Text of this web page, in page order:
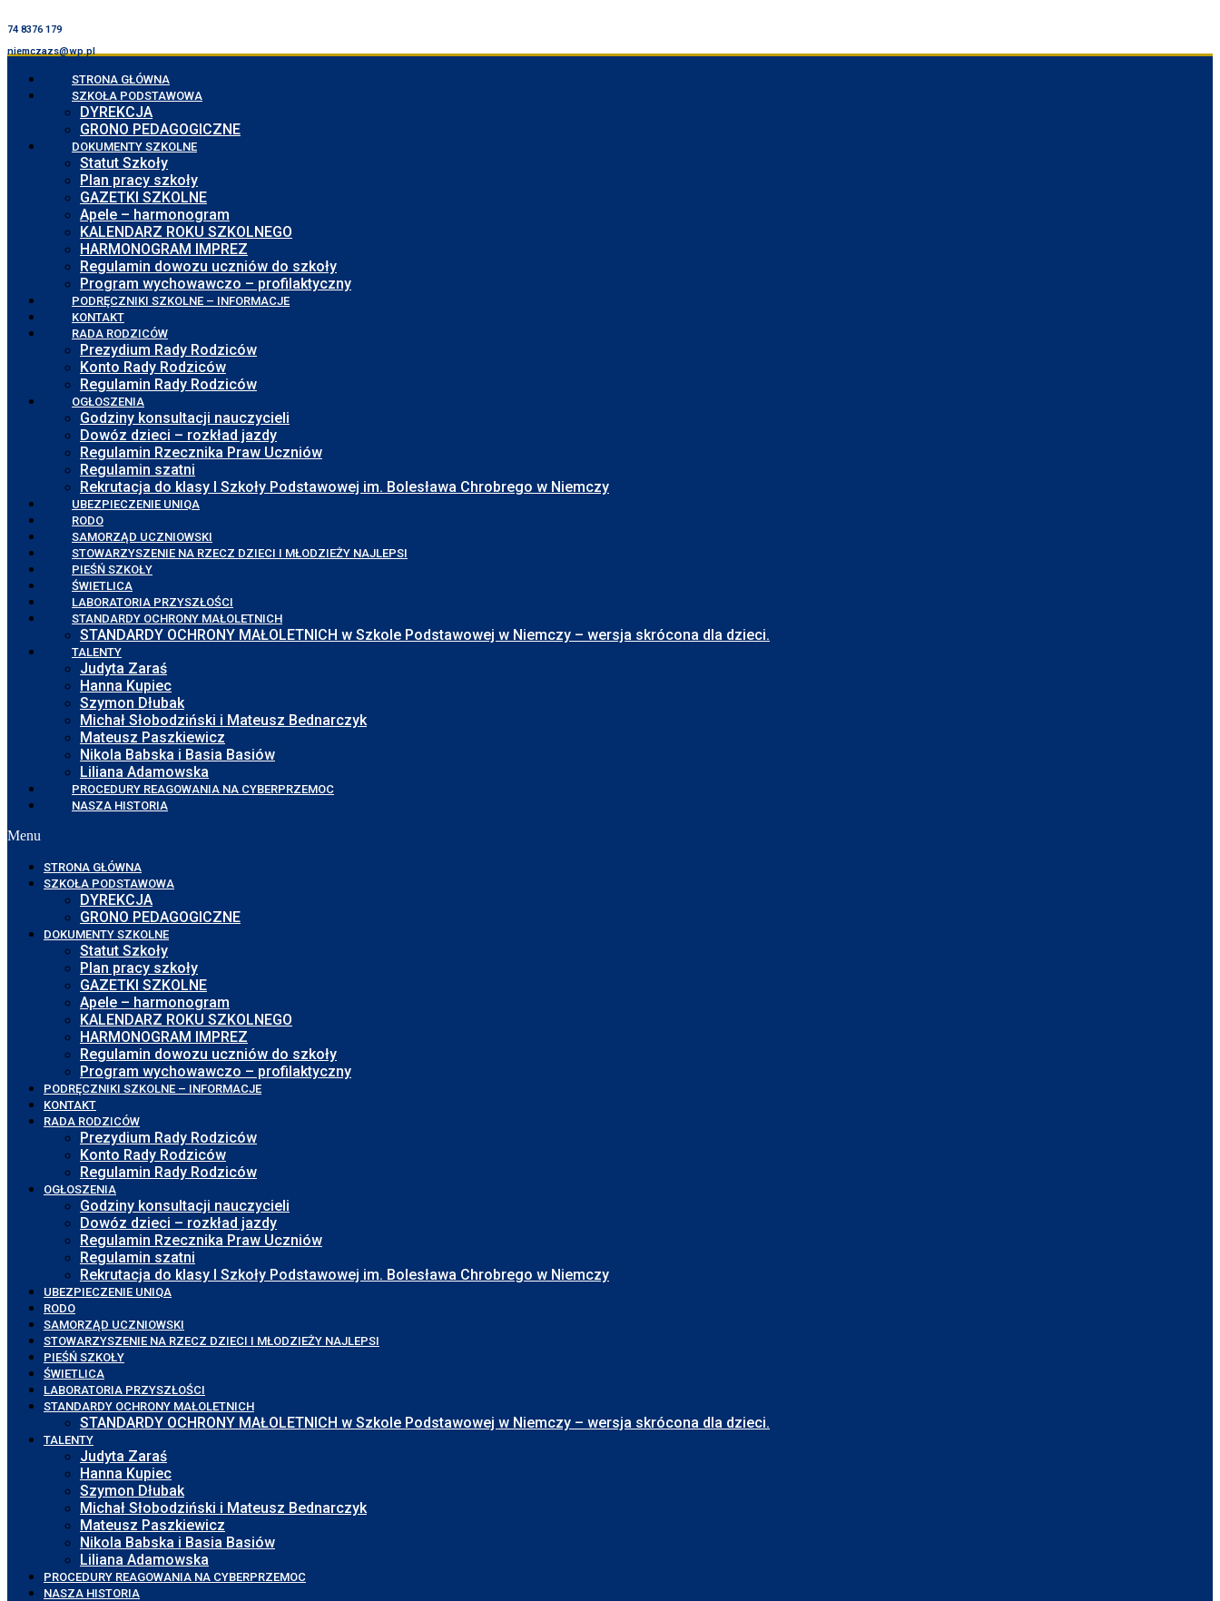
74 8376 179
niemczazs@wp.pl
STRONA GŁÓWNA
SZKOŁA PODSTAWOWA
DYREKCJA
GRONO PEDAGOGICZNE
DOKUMENTY SZKOLNE
Statut Szkoły
Plan pracy szkoły
GAZETKI SZKOLNE
Apele – harmonogram
KALENDARZ ROKU SZKOLNEGO
HARMONOGRAM IMPREZ
Regulamin dowozu uczniów do szkoły
Program wychowawczo – profilaktyczny
PODRĘCZNIKI SZKOLNE – INFORMACJE
KONTAKT
RADA RODZICÓW
Prezydium Rady Rodziców
Konto Rady Rodziców
Regulamin Rady Rodziców
OGŁOSZENIA
Godziny konsultacji nauczycieli
Dowóz dzieci – rozkład jazdy
Regulamin Rzecznika Praw Uczniów
Regulamin szatni
Rekrutacja do klasy I Szkoły Podstawowej im. Bolesława Chrobrego w Niemczy
UBEZPIECZENIE UNIQA
RODO
SAMORZĄD UCZNIOWSKI
STOWARZYSZENIE NA RZECZ DZIECI I MŁODZIEŻY NAJLEPSI
PIEŚŃ SZKOŁY
ŚWIETLICA
LABORATORIA PRZYSZŁOŚCI
STANDARDY OCHRONY MAŁOLETNICH
STANDARDY OCHRONY MAŁOLETNICH w Szkole Podstawowej w Niemczy – wersja skrócona dla dzieci.
TALENTY
Judyta Zaraś
Hanna Kupiec
Szymon Dłubak
Michał Słobodziński i Mateusz Bednarczyk
Mateusz Paszkiewicz
Nikola Babska i Basia Basiów
Liliana Adamowska
PROCEDURY REAGOWANIA NA CYBERPRZEMOC
NASZA HISTORIA
Menu
STRONA GŁÓWNA
SZKOŁA PODSTAWOWA
DYREKCJA
GRONO PEDAGOGICZNE
DOKUMENTY SZKOLNE
Statut Szkoły
Plan pracy szkoły
GAZETKI SZKOLNE
Apele – harmonogram
KALENDARZ ROKU SZKOLNEGO
HARMONOGRAM IMPREZ
Regulamin dowozu uczniów do szkoły
Program wychowawczo – profilaktyczny
PODRĘCZNIKI SZKOLNE – INFORMACJE
KONTAKT
RADA RODZICÓW
Prezydium Rady Rodziców
Konto Rady Rodziców
Regulamin Rady Rodziców
OGŁOSZENIA
Godziny konsultacji nauczycieli
Dowóz dzieci – rozkład jazdy
Regulamin Rzecznika Praw Uczniów
Regulamin szatni
Rekrutacja do klasy I Szkoły Podstawowej im. Bolesława Chrobrego w Niemczy
UBEZPIECZENIE UNIQA
RODO
SAMORZĄD UCZNIOWSKI
STOWARZYSZENIE NA RZECZ DZIECI I MŁODZIEŻY NAJLEPSI
PIEŚŃ SZKOŁY
ŚWIETLICA
LABORATORIA PRZYSZŁOŚCI
STANDARDY OCHRONY MAŁOLETNICH
STANDARDY OCHRONY MAŁOLETNICH w Szkole Podstawowej w Niemczy – wersja skrócona dla dzieci.
TALENTY
Judyta Zaraś
Hanna Kupiec
Szymon Dłubak
Michał Słobodziński i Mateusz Bednarczyk
Mateusz Paszkiewicz
Nikola Babska i Basia Basiów
Liliana Adamowska
PROCEDURY REAGOWANIA NA CYBERPRZEMOC
NASZA HISTORIA